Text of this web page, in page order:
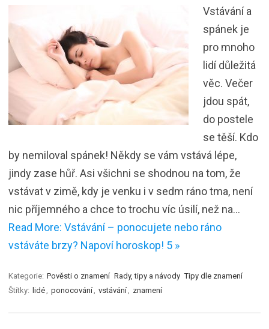
Vstávání a
spánek je
pro mnoho
lidí důležitá
věc. Večer
jdou spát,
do postele
se těší. Kdo
by nemiloval spánek! Někdy se vám vstává lépe,
jindy zase hůř. Asi všichni se shodnou na tom, že
vstávat v zimě, kdy je venku i v sedm ráno tma, není
nic příjemného a chce to trochu víc úsilí, než na…
Read More: Vstávání – ponocujete nebo ráno
vstáváte brzy? Napoví horoskop! 5 »
Kategorie: Pověsti o znamení Rady, tipy a návody Tipy dle znamení
Štítky: lidé ponocování vstávání znamení